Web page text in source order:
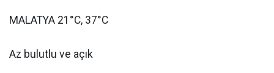
MALATYA 21°C, 37°C
Az bulutlu ve açık